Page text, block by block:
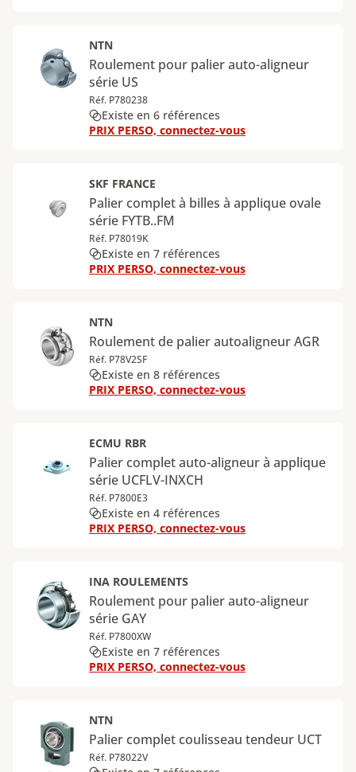
NTN
Roulement pour palier auto-aligneur
série US
Réf. P780238
Existe en 6 références
PRIX PERSO, connectez-vous
SKF FRANCE
Palier complet à billes à applique ovale
série FYTB..FM
Réf. P78019K
Existe en 7 références
PRIX PERSO, connectez-vous
NTN
Roulement de palier autoaligneur AGR
Réf. P78V2SF
Existe en 8 références
PRIX PERSO, connectez-vous
ECMU RBR
Palier complet auto-aligneur à applique
série UCFLV-INXCH
Réf. P7800E3
Existe en 4 références
PRIX PERSO, connectez-vous
INA ROULEMENTS
Roulement pour palier auto-aligneur
série GAY
Réf. P7800XW
Existe en 7 références
PRIX PERSO, connectez-vous
NTN
Palier complet coulisseau tendeur UCT
Réf. P78022V